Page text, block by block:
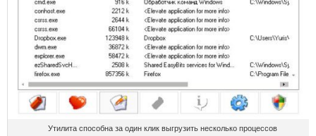
Утилита способна за один клик выгрузить несколько процессов